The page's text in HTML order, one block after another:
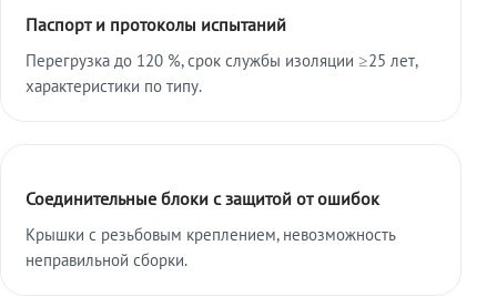
Паспорт и протоколы испытаний
Перегрузка до 120 %, срок службы изоляции ≥25 лет,
характеристики по типу.
Соединительные блоки с защитой от ошибок
Крышки с резьбовым креплением, невозможность
неправильной сборки.